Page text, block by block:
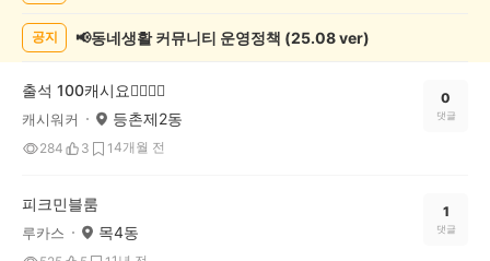
록
공지 📢동네생활 커뮤니티 운영정책 (25.08 ver)
출석 100캐시요👍🏻👍🏻
캐시워커 등촌제2동
284 3 14개월 전
0
댓글
피크민블룸
루카스 목4동
1
댓글